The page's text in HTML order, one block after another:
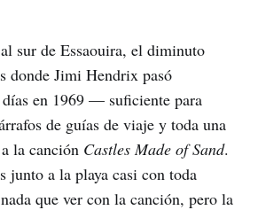
sur de Essaouira, el diminuto
donde Jimi Hendrix pasó
días en 1969 — suficiente para
de guías de viaje y toda una
la canción Castles Made of Sand.
junto a la playa casi con toda
que ver con la canción, pero la